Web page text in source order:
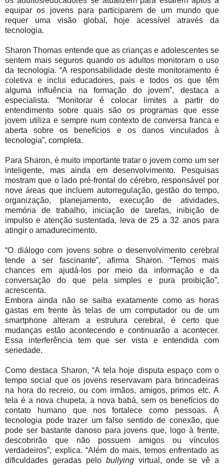
equipar os jovens para participarem de um mundo que
requer uma visão global, hoje acessível através da
tecnologia.
Sharon Thomas entende que as crianças e adolescentes se
sentem mais seguros quando os adultos monitoram o uso
da tecnologia. “A responsabilidade deste monitoramento é
coletiva e inclui educadores, pais e todos os que têm
alguma influência na formação do jovem”, destaca a
especialista. “Monitorar é colocar limites a partir do
entendimento sobre quais são os programas que esse
jovem utiliza e sempre num contexto de conversa franca e
aberta sobre os benefícios e os danos vinculados à
tecnologia”, completa.
Para Sharon, é muito importante tratar o jovem como um ser
inteligente, mas ainda em desenvolvimento. Pesquisas
mostram que o lado pré-frontal do cérebro, responsável por
nove áreas que incluem autorregulação, gestão do tempo,
organização, planejamento, execução de atividades,
memória de trabalho, iniciação de tarefas, inibição de
impulso e atenção sustentada, leva de 25 a 32 anos para
atingir o amadurecimento.
“O diálogo com jovens sobre o desenvolvimento cerebral
tende a ser fascinante”, afirma Sharon. “Temos mais
chances em ajudá-los por meio da informação e da
conversação do que pela simples e pura proibição”,
acrescenta.
Embora ainda não se saiba exatamente como as horas
gastas em frente às telas de um computador ou de um
smartphone alteram a estrutura cerebral, é certo que
mudanças estão acontecendo e continuarão a acontecer.
Essa interferência tem que ser vista e entendida com
seriedade.
Como destaca Sharon, “A tela hoje disputa espaço com o
tempo social que os jovens reservavam para brincadeiras
na hora do recreio, ou com irmãos, amigos, primos etc. A
tela é a nova chupeta, a nova babá, sem os benefícios do
contato humano que nos fortalece como pessoas. A
tecnologia pode trazer um falso sentido de conexão, que
pode ser bastante danoso para jovens que, logo à frente,
descobrirão que não possuem amigos ou vínculos
verdadeiros”, explica. “Além do mais, temos enfrentado as
dificuldades geradas pelo bullyingvirtual, onde se vê a